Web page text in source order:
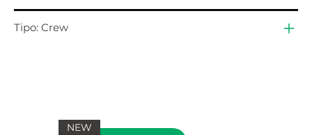
Tipo: Crew
NEW